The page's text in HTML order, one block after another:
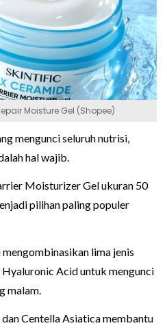
Moisture Gel (Shopee)
mengunci seluruh nutrisi,
hal wajib.
Moisturizer Gel ukuran 50
pilihan paling populer
lima jenis
Acid untuk mengunci
malam.
Centella Asiatica membantu